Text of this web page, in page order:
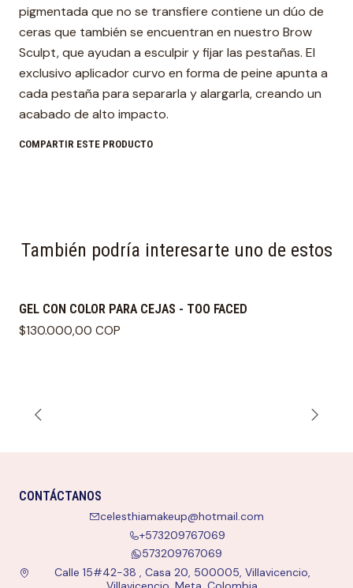
pigmentada que no se transfiere contiene un dúo de
ceras que también se encuentran en nuestro Brow
Sculpt, que ayudan a esculpir y fijar las pestañas. El
exclusivo aplicador curvo en forma de peine apunta a
cada pestaña para separarla y alargarla, creando un
acabado de alto impacto.
COMPARTIR ESTE PRODUCTO
También podría interesarte uno de estos
GEL CON COLOR PARA CEJAS - TOO FACED
$130.000,00 COP
CONTÁCTANOS
celesthiamakeup@hotmail.com
+573209767069
573209767069
Calle 15#42-38 , Casa 20, 500005, Villavicencio,